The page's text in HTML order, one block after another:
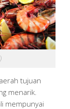
tujuan
menarik.
mempunyai